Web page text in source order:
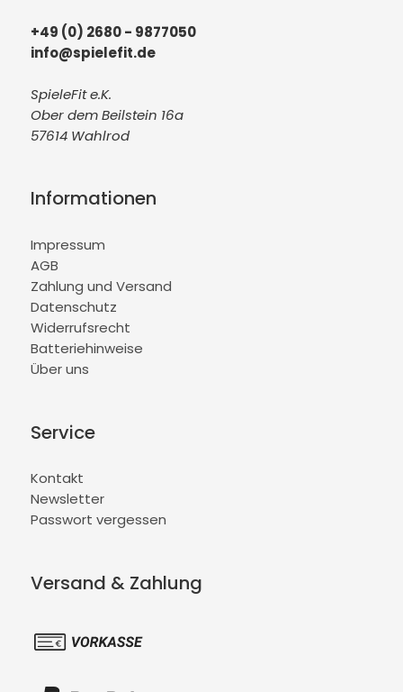
+49 (0) 2680 - 9877050
info@spielefit.de
SpieleFit e.K.
Ober dem Beilstein 16a
57614 Wahlrod
Informationen
Impressum
AGB
Zahlung und Versand
Datenschutz
Widerrufsrecht
Batteriehinweise
Über uns
Service
Kontakt
Newsletter
Passwort vergessen
Versand & Zahlung